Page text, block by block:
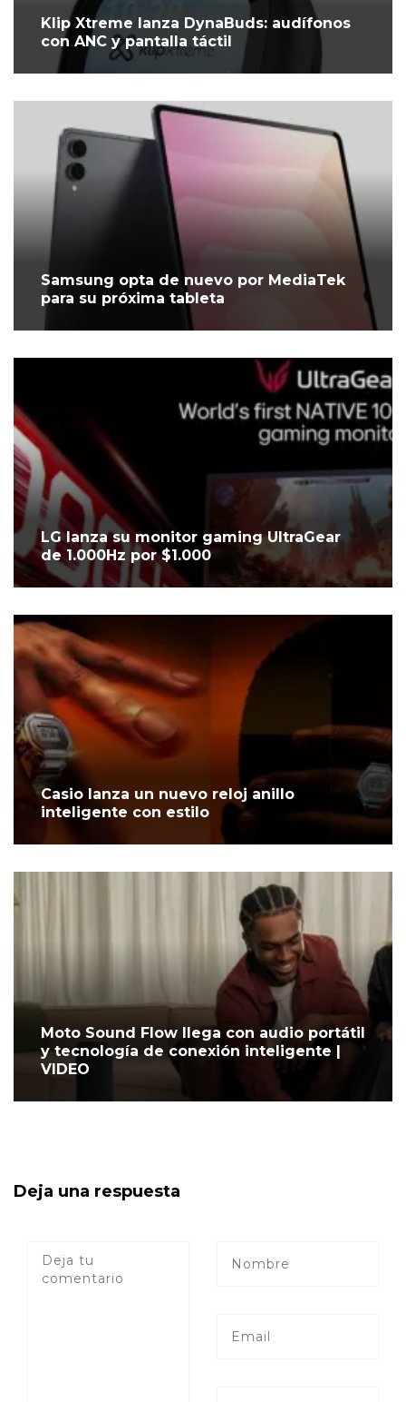
Klip Xtreme lanza DynaBuds: audífonos
con ANC y pantalla táctil
Samsung opta de nuevo por MediaTek
para su próxima tableta
LG lanza su monitor gaming UltraGear
de 1.000Hz por $1.000
Casio lanza un nuevo reloj anillo
inteligente con estilo
Moto Sound Flow llega con audio portátil
y tecnología de conexión inteligente |
VIDEO
Deja una respuesta